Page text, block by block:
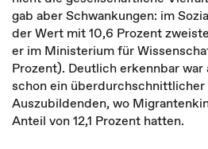
gab aber Schwankungen: im
der Wert mit 10,6 Prozent
er im Ministerium für
Prozent). Deutlich erkennbar war
schon ein
Auszubildenden, wo
Anteil von 12,1 Prozent hatten.